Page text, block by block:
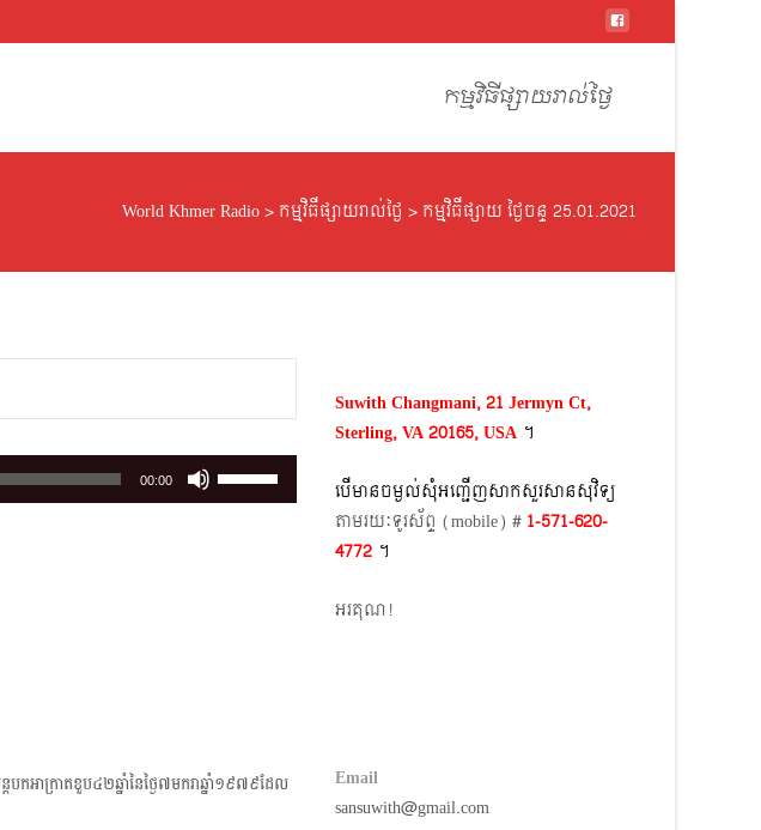
content
កម្មវិធីផ្សាយរាល់ថ្ងៃ
World Khmer Radio> កម្មវិធីផ្សាយរាល់ថ្ងៃ > កម្មវិធីផ្សាយ ថ្ងៃចន្ទ 25.01.2021
00:00
ក្រាតខួប៤២ឆ្នាំនៃថ្ងៃ៧មករាឆ្នាំ១៩៧៩​ដែល
Suwith Changmani, 21 Jermyn Ct,
Sterling, VA 20165, USA ។​
បើមានចម្ងល់​សុំអញ្ជើញសាកសួរសានសុវិទ្យ
តាមរយៈទូរស័ព្ទ​ (mobile)​ # 1-571-620-
4772​ ។
អរគុណ!
Email
sansuwith@gmail.com